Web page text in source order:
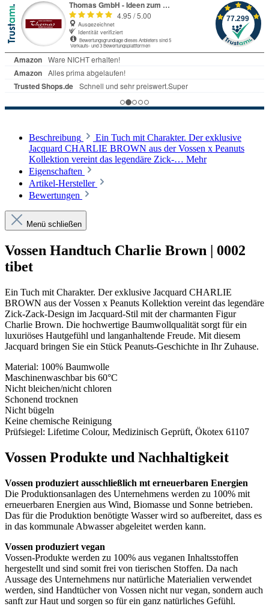
Beschreibung
Ein Tuch mit Charakter. Der exklusive
Jacquard CHARLIE BROWN aus der Vossen x Peanuts
Kollektion vereint das legendäre Zick-… Mehr
Eigenschaften
Artikel-Hersteller
Bewertungen
Menü schließen
Vossen Handtuch Charlie Brown | 0002
tibet
Ein Tuch mit Charakter. Der exklusive Jacquard CHARLIE
BROWN aus der Vossen x Peanuts Kollektion vereint das legendäre
Zick-Zack-Design im Jacquard-Stil mit der charmanten Figur
Charlie Brown. Die hochwertige Baumwollqualität sorgt für ein
luxuriöses Hautgefühl und langanhaltende Freude. Mit diesem
Jacquard bringen Sie ein Stück Peanuts-Geschichte in Ihr Zuhause.
Material: 100% Baumwolle
Maschinenwaschbar bis 60°C
Nicht bleichen/nicht chloren
Schonend trocknen
Nicht bügeln
Keine chemische Reinigung
Prüfsiegel: Lifetime Colour, Medizinisch Geprüft, Ökotex 61107
Vossen Produkte und Nachhaltigkeit
Vossen produziert ausschließlich mt erneuerbaren Energien
Die Produktionsanlagen des Unternehmens werden zu 100% mit
erneuerbaren Energien aus Wind, Biomasse und Sonne betrieben.
Das für die Produktion benötigte Wasser wird so aufbereitet, dass es
in das kommunale Abwasser abgeleitet werden kann.
Vossen produziert vegan
Vossen-Produkte werden zu 100% aus veganen Inhaltsstoffen
hergestellt und sind somit frei von tierischen Stoffen. Da nach
Aussage des Unternehmens nur natürliche Materialien verwendet
werden, sind Handtücher von Vossen nicht nur vegan, sondern auch
sanft zur Haut und sorgen so für ein ganz natürliches Gefühl.